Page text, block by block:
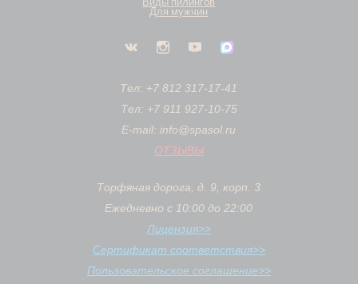
Для мужчин
Тел: +7 812 317-17-41
Тел: +7 911 927-10-75
E-mail: info@spasol.ru
ОТЗЫВЫ
Торфяная дорога, д. 9, корп. 3
Ежедневно с 10:00 до 22:00
Лицензия>>
Сертификат соответствия>>
Пользовательское соглашение>>